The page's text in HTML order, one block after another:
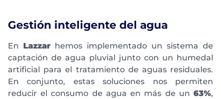
Gestión inteligente del agua
En Lazzar hemos implementado un sistema de
captación de agua pluvial junto con un humedal
artificial para el tratamiento de aguas residuales.
En conjunto, estas soluciones nos permiten
reducir el consumo de agua en más de un 63%,